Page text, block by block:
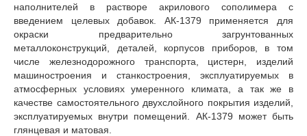
наполнителей в растворе акрилового сополимера с
введением целевых добавок. АК-1379 применяется для
окраски предварительно загрунтованных
металлоконструкций, деталей, корпусов приборов, в том
числе железнодорожного транспорта, цистерн, изделий
машиностроения и станкостроения, эксплуатируемых в
атмосферных условиях умеренного климата, а так же в
качестве самостоятельного двухслойного покрытия изделий,
эксплуатируемых внутри помещений. АК-1379 может быть
глянцевая и матовая.